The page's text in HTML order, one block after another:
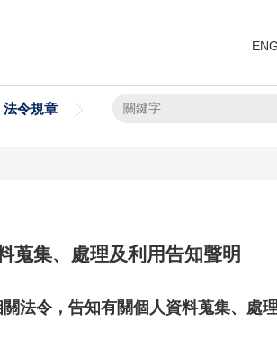
法令規章
蒐集、處理及利用告知聲明
法令，告知有關個人資料蒐集、處